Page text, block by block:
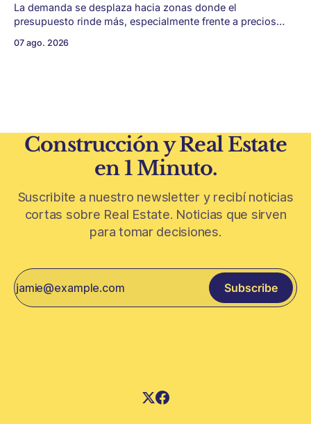
La demanda se desplaza hacia zonas donde el
presupuesto rinde más, especialmente frente a precios
Conurbano vuelve a ganar protagonismo en el mapa
07 ago. 2026
Construcción y Real Estate
en 1 Minuto.
Suscribite a nuestro newsletter y recibí noticias
cortas sobre Real Estate. Noticias que sirven
para tomar decisiones.
Subscribe